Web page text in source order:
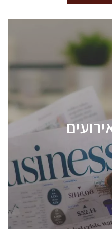
כולל מהנדסים,
ובכירים.
ChipEx2026 will be
conference is intended
semiconductor
professional